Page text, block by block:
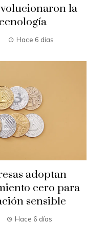
la
Hace 6 días
adoptan
cero para
sensible
Hace 6 días